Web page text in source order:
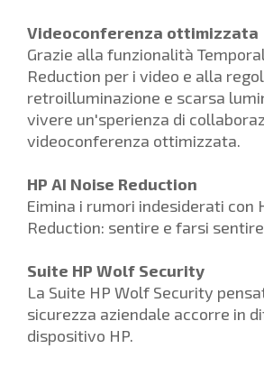
Videoconferenza ottimizzata
Grazie alla funzionalità
Reduction per i video e alla
retroilluminazione e scarsa
vivere un'sperienza di
videoconferenza ottimizzata.
HP AI Noise Reduction
Eimina i rumori indesiderati con
Reduction: sentire e farsi
Suite HP Wolf Security
La Suite HP Wolf Security
sicurezza aziendale accorre in
dispositivo HP.